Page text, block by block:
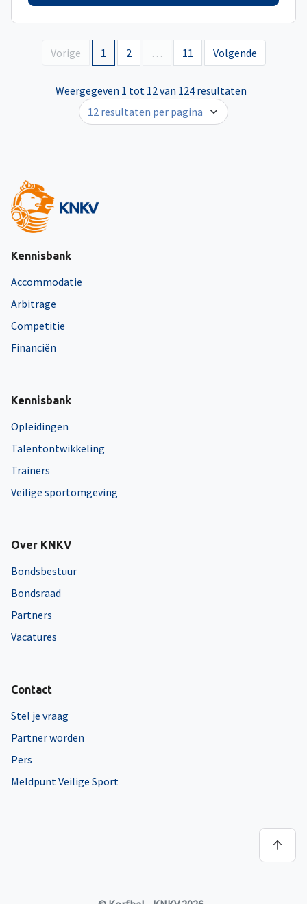
Vorige 1 2 … 11 Volgende
Weergegeven 1 tot 12 van 124 resultaten
Kennisbank
Accommodatie
Arbitrage
Competitie
Financiën
Kennisbank
Opleidingen
Talentontwikkeling
Trainers
Veilige sportomgeving
Over KNKV
Bondsbestuur
Bondsraad
Partners
Vacatures
Contact
Stel je vraag
Partner worden
Pers
Meldpunt Veilige Sport